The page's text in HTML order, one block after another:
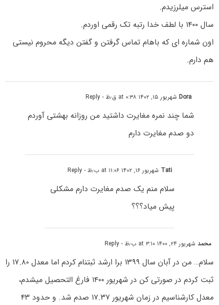
استرس میلرزیدم.
سال ۱۴۰۰ با لطف خدا رتبه تک رقمی اوردم.
اون شماره ای که باهام تماس گرفتن و گفتن دیگه محروم نیستی
هم دارم.
Doraشهریور ۱۵, ۱۴۰۲ at ۰:۳۸ ق٫ظ - Reply
شما چند نمره مغایرت داشتید من روزانه بهشتی آوردم
دو صدم مغایرت دارم
Tati شهریور ۱۶, ۱۴۰۲ at ۱۱:۰۶ ب٫ظ - Reply
سلام منم یک صدم مغایرت دارم مشکلی
پیش میاد؟؟؟
محمدشهریور ۲۴, ۱۴۰۰ at ۳:۱۰ ب٫ظ - Reply
سلام… من در آبان سال ۱۳۹۹ برا ارشد ثبتنام کردم اما معدل ۱۷.۸۰ را
ثبت کردم در صورتی کن در شهریور ۱۴۰۰ فارغ التحصیل میشدم،
معدل کارشناسیم در زمان شهریور ۱۷.۳۷ صدم شد. و حدود ۴۳